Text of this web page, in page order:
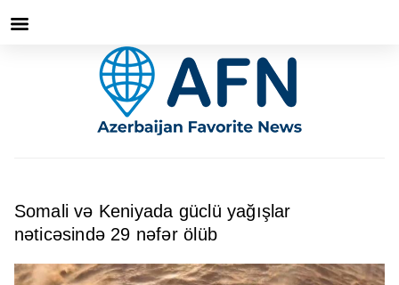
Somali və Keniyada güclü yağışlar
nəticəsində 29 nəfər ölüb